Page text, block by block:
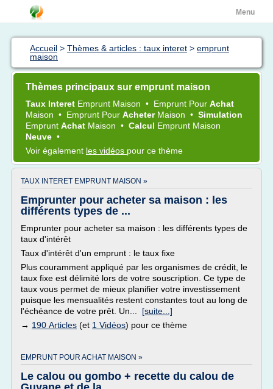
Menu
Accueil > Thèmes & articles : taux interet > emprunt
maison
Thèmes principaux sur emprunt maison
Taux Interet Emprunt Maison • Emprunt Pour Achat
Maison • Emprunt Pour Acheter Maison • Simulation
Emprunt Achat Maison • Calcul Emprunt Maison
Neuve •
Voir également les vidéos pour ce thème
TAUX INTERET EMPRUNT MAISON »
Emprunter pour acheter sa maison : les
différents types de ...
Emprunter pour acheter sa maison : les différents types de
taux d'intérêt
Taux d'intérêt d'un emprunt : le taux fixe
Plus couramment appliqué par les organismes de crédit, le
taux fixe est délimité lors de votre souscription. Ce type de
taux vous permet de mieux planifier votre investissement
puisque les mensualités restent constantes tout au long de
l'échéance de votre prêt. Un... [suite...]
→ 190 Articles (et 1 Vidéos) pour ce thème
EMPRUNT POUR ACHAT MAISON »
Le calou ou gombo + recette du calou de